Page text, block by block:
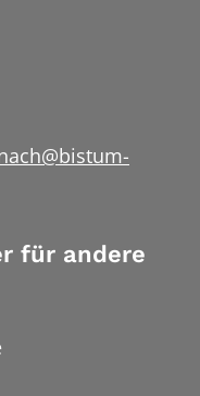
für andere